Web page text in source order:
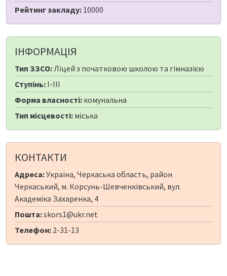
Рейтинг закладу: 10000
ІНФОРМАЦІЯ
Тип ЗЗСО:Ліцей з початковою школою та гімназією
Ступінь: I-III
Форма власності: комунальна
Тип місцевості: міська
КОНТАКТИ
Адреса:Україна, Черкаська область, район
Черкаський, м. Корсунь-Шевченківський, вул.
Академіка Захаренка, 4
Пошта:skors1@ukr.net
Телефон: 2-31-13